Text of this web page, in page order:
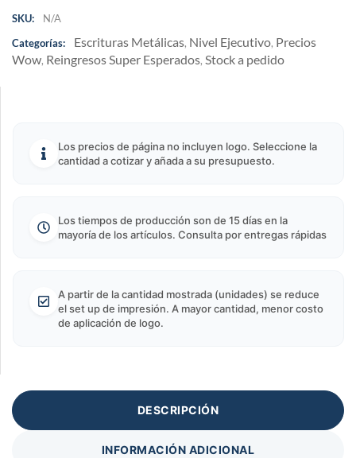
SKU:
N/A
Categorías:
Escrituras Metálicas, Nivel Ejecutivo, Precios
Wow, Reingresos Super Esperados, Stock a pedido
Los precios de página no incluyen logo. Seleccione la
cantidad a cotizar y añada a su presupuesto.
Los tiempos de producción son de 15 días en la
mayoría de los artículos. Consulta por entregas rápidas
A partir de la cantidad mostrada (unidades) se reduce
el set up de impresión. A mayor cantidad, menor costo
de aplicación de logo.
DESCRIPCIÓN
INFORMACIÓN ADICIONAL